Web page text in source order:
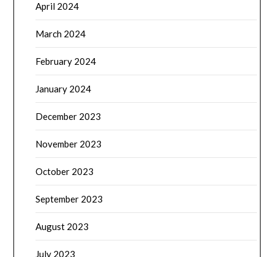
April 2024
March 2024
February 2024
January 2024
December 2023
November 2023
October 2023
September 2023
August 2023
July 2023